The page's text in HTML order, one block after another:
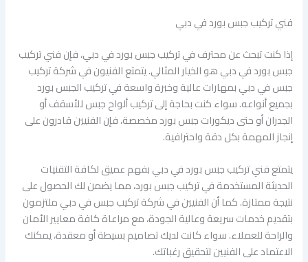
فني تركيب جبس بورد في دبي
إذا كنت تبحث عن محترف في تركيب جبس بورد في دبي، فإن فني تركيب
جبس بورد في دبي هو الخيار المثالي. يتمتع الفنيون في شركة تركيب
جبس في دبي بمهارات عالية وخبرة واسعة في تركيب الجبس بورد
بجميع أنواعه. سواء كنت بحاجة إلى تركيب ألواح جبس للأسقف أو
الجدران أو حتى ديكورات جبس بورد مخصصة، فإن الفنيين قادرون على
إنجاز المهمة بكل دقة واحترافية.
يتمتع فني تركيب جبس بورد في دبي بفهم عميق لكافة التقنيات
الحديثة المستخدمة في تركيب جبس بورد، مما يضمن لك الحصول على
نتيجة ممتازة. كما أن الفنيين في شركة تركيب جبس في دبي ملتزمون
بتقديم خدمات سريعة وعالية الجودة، مع مراعاة كافة معايير الأمان
والراحة للعملاء. سواء كانت لديك تصاميم بسيطة أو معقدة، يمكنك
الاعتماد على الفنيين لتحقيق رغباتك.